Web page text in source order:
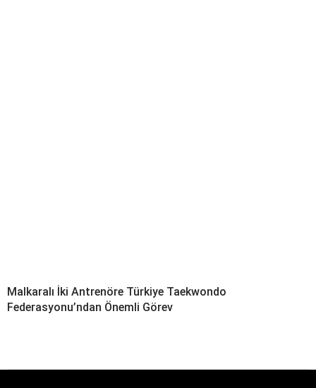
Malkaralı İki Antrenöre Türkiye Taekwondo
Federasyonu’ndan Önemli Görev